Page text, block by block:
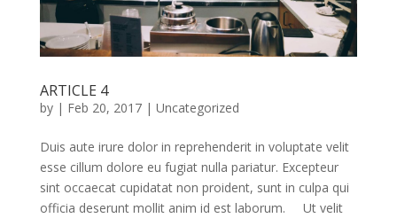
ARTICLE 4
by | Feb 20, 2017| Uncategorized
Duis aute irure dolor in reprehenderit in voluptate velit
esse cillum dolore eu fugiat nulla pariatur. Excepteur
sint occaecat cupidatat non proident, sunt in culpa qui
officia deserunt mollit anim id est laborum. Ut velit